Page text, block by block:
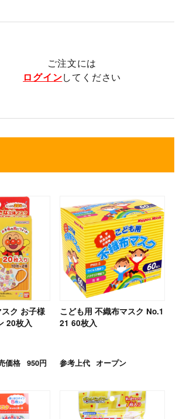
ご注文には
ログインしてください
ク お子様
20枚入
価格 950円
こども用 不織布マスク No.1
21 60枚入
参考上代 オープン